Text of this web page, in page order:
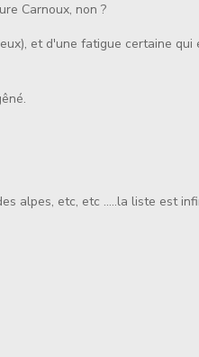
Carnoux, non ?
et d'une fatigue certaine qui
alpes, etc, etc .....la liste est